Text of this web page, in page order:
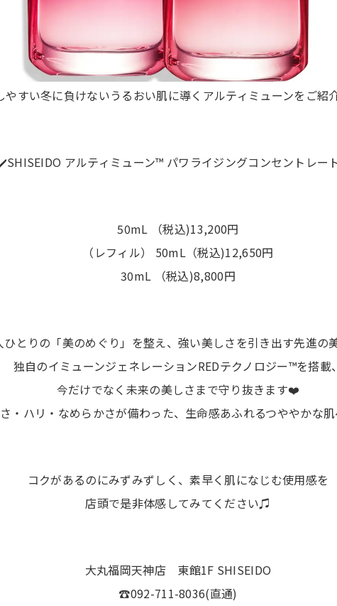
やすい冬に負けないうるおい肌に導くアルティミューンをご紹介
アルティミューン™ パワライジングコンセントレ
50mL （税込)13,200円
（レフィル） 50mL（税込)12,650円
30mL （税込)8,800円
ひとりの「美のめぐり」を整え、強い美しさを引き出す先進の
独自のイミューンジェネレーションREDテクノロジー™を搭載、
今だけでなく未来の美しさまで守り抜きます❤️
・ハリ・なめらかさが備わった、生命感あふれるつややかな
コクがあるのにみずみずしく、素早く肌になじむ使用感を
店頭で是非体感してみてください♫
大丸福岡天神店 東館1F SHISEIDO
☎︎092-711-8036(直通)